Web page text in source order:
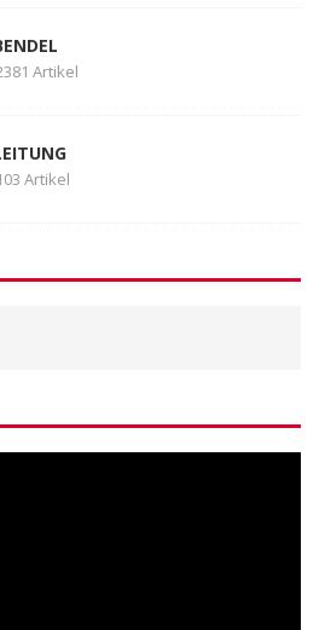
Artikel
Artikel